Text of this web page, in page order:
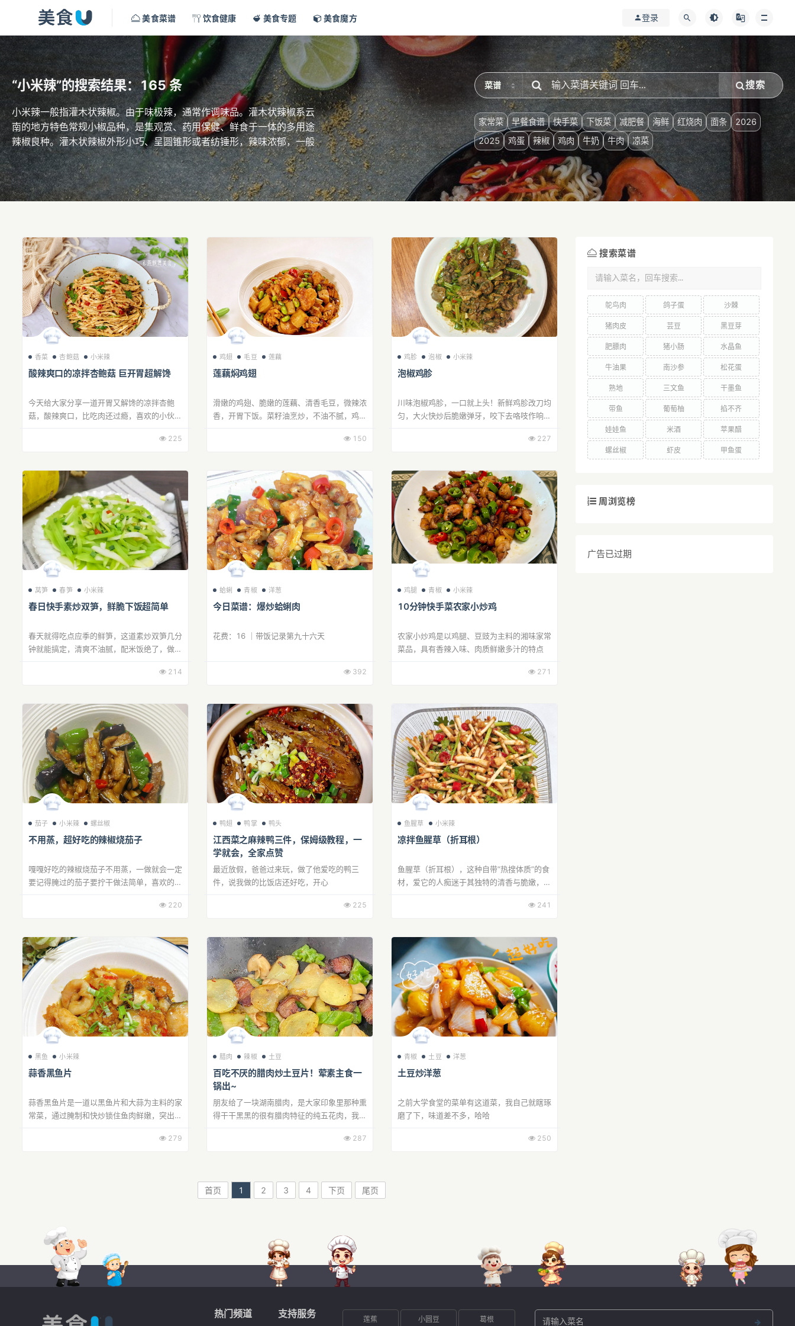
美食菜谱 饮食健康 美食专题 美食魔方 登录
“小米辣”的搜索结果：165 条
小米辣一般指灌木状辣椒。由于味极辣，通常作调味品。灌木状辣椒系云
南的地方特色常规小椒品种，是集观赏、药用保健、鲜食于一体的多用途
辣椒良种。灌木状辣椒外形小巧、呈圆锥形或者纺锤形，辣味浓郁，一般
作为调料使用，特别是在川菜中应用最广，除此之外还可以起到治疗胃
寒、虫病等功效。灌木状辣椒已经在多地区发展成为了当地的特色经济作
物产业。 果含辣椒碱、维生素C、柠檬酸、酒石酸、苹果酸等。种子含龙
葵碱、龙葵胺等。
搜索
家常菜 早餐食谱 快手菜 下饭菜 减肥餐 海鲜 红烧肉 面条
2026
2025
鸡蛋 辣椒 鸡肉 牛奶 牛肉 凉菜
香菜 杏鲍菇 小米辣
酸辣爽口的凉拌杏鲍菇 巨开胃超解馋
今天给大家分享一道开胃又解馋的凉拌杏鲍
菇，酸辣爽口，比吃肉还过瘾，喜欢的小伙伴
225
鸡翅 毛豆 莲藕
莲藕焖鸡翅
滑嫩的鸡翅、脆嫩的莲藕、清香毛豆，微辣浓
香，开胃下饭。菜籽油烹炒，不油不腻，鸡翅
150
鸡胗 泡椒 小米辣
泡椒鸡胗
川味泡椒鸡胗，一口就上头！新鲜鸡胗改刀均
匀，大火快炒后脆嫩弹牙，咬下去咯吱作响，
充分渗透，酸得开胃，辣得过瘾，鲜爽滋味瞬
227
莴笋 春笋 小米辣
春日快手素炒双笋，鲜脆下饭超简单
春天就得吃点应季的鲜笋，这道素炒双笋几分
钟就能搞定，清爽不油腻，配米饭绝了，做法
214
蛤蜊 青椒 洋葱
今日菜谱：爆炒蛤蜊肉
花费：16 ｜带饭记录第九十六天
392
鸡腿 青椒 小米辣
10分钟快手菜农家小炒鸡
农家小炒鸡是以鸡腿、豆豉为主料的湘味家常
菜品，具有香辣入味、肉质鲜嫩多汁的特点
271
茄子 小米辣 螺丝椒
不用蒸，超好吃的辣椒烧茄子
嘎嘎好吃的辣椒烧茄子不用蒸，一做就会一定
要记得腌过的茄子要拧干做法简单，喜欢的姐
220
鸭翅 鸭掌 鸭头
江西菜之麻辣鸭三件，保姆级教程，一
学就会，全家点赞
最近放假，爸爸过来玩，做了他爱吃的鸭三
件，说我做的比饭店还好吃，开心
225
鱼腥草 小米辣
凉拌鱼腥草（折耳根）
鱼腥草（折耳根），这种自带“热搜体质”的食
材，爱它的人痴迷于其独特的清香与脆嫩，怕
搭配得当，做法巧妙，鱼腥草也能化身餐桌...
241
黑鱼 小米辣
蒜香黑鱼片
蒜香黑鱼片是一道以黑鱼片和大蒜为主料的家
常菜，通过腌制和快炒锁住鱼肉鲜嫩，突出蒜
279
腊肉 辣椒 土豆
百吃不厌的腊肉炒土豆片！荤素主食一
锅出~
朋友给了一块湖南腊肉，是大家印象里那种熏
得干干黑黑的很有腊肉特征的纯五花肉，我用
土豆片，真的太香了，一个人懒得煮米饭就加
287
青椒 土豆 洋葱
土豆炒洋葱
之前大学食堂的菜单有这道菜，我自己就瞎琢
磨了下，味道差不多，哈哈
250
首页 1 2 3 4 下页 尾页
搜索菜谱
鸵鸟肉 鸽子蛋 沙棘
猪肉皮 芸豆 黑豆芽
肥膘肉 猪小肠 水晶鱼
牛油果 南沙参 松花蛋
熟地 三文鱼 干墨鱼
带鱼 葡萄柚 掐不齐
娃娃鱼 米酒 苹果醋
螺丝椒 虾皮 甲鱼蛋
周浏览榜
广告已过期
热门频道 支持服务
莲蕉 小圆豆 葛根